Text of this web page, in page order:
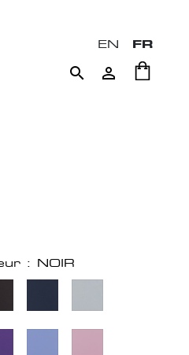
EN FR
 
: NOIR